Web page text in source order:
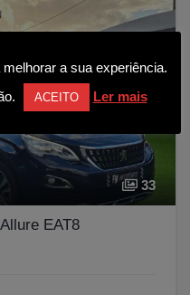
33
EAT8
a sua experiência.
ACEITO Ler mais